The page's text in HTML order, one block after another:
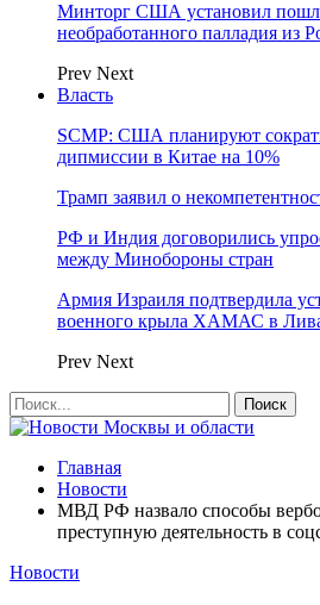
Минторг США установил
необработанного палладия из
Prev Next
Власть
SCMP: США планируют
дипмиссии в Китае на 10%
Трамп заявил о
РФ и Индия договорились
между Минобороны стран
Армия Израиля подтвердила
военного крыла ХАМАС в
Prev Next
Главная
Новости
МВД РФ назвало способы
преступную деятельность в
Новости